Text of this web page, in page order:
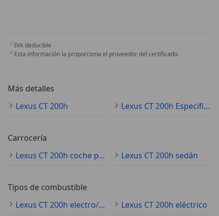
IVA deducible
Esta información la proporciona el proveedor del certificado.
Más detalles
Lexus CT 200h
Lexus CT 200h Especificaciones técnicas
Carrocería
Lexus CT 200h coche pequeño
Lexus CT 200h sedán
Tipos de combustible
Lexus CT 200h electro/gasolina
Lexus CT 200h eléctrico